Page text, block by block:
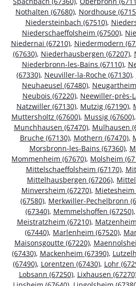
Nothalten (67680), Nordhouse
Niedersteinbach (67510),
Niederschaeffolsheim (67500),
Niedernai (67210), Niedermodern
(67630), Niederhausbergen (67207),
Niederbronn-les-Bains (67110),
(67330), Neuviller-la-Roche (67130),
Neuhaeusel (67480),
Neubois (67220), Neewiller-près-
Natzwiller (67130), Mutzig (67190),
Muttersholtz (67600), Mussig (67600),
Munchhausen (67470), Mulhausen
Bruche (67130), Mothern (67470),
Morsbronn-les-Bains (67360),
Mommenheim (67670), Molsheim
Mittelschaeffolsheim (67170),
Mittelhausbergen (67206),
Minversheim (67270), Mietesheim
(67580), Merkwiller-Pechelbronn
(67340), Memmelshoffen (67250),
Meistratzheim (67210),
(67440), Marlenheim (67520),
Maisonsgoutte (67220),
(67430), Mackenheim (67390),
(67490), Lorentzen (67430), Lohr
Lobsann (67250), Lixhausen